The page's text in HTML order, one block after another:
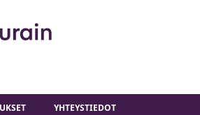
YHTEYSTIEDOT